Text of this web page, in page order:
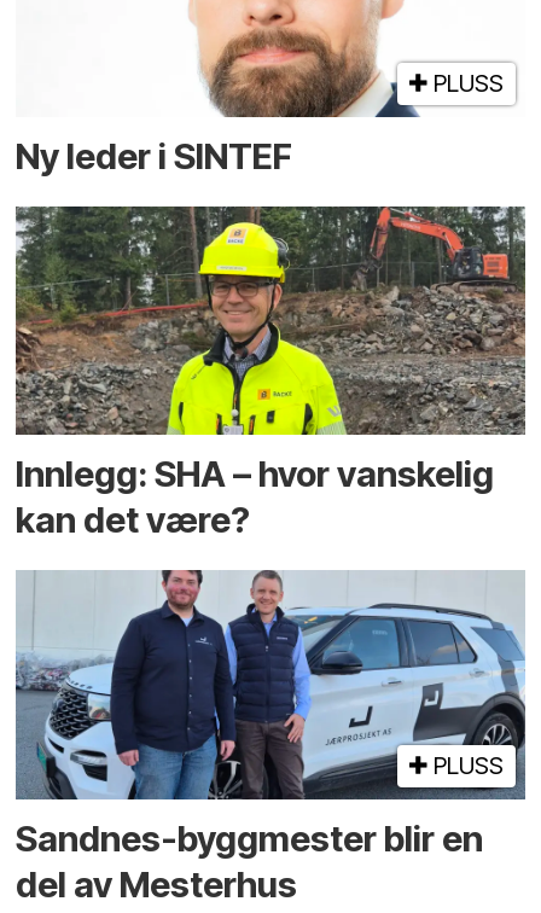
PLUSS
Ny leder i SINTEF
Innlegg: SHA – hvor vanskelig
kan det være?
PLUSS
Sandnes-byggmester blir en
del av Mesterhus